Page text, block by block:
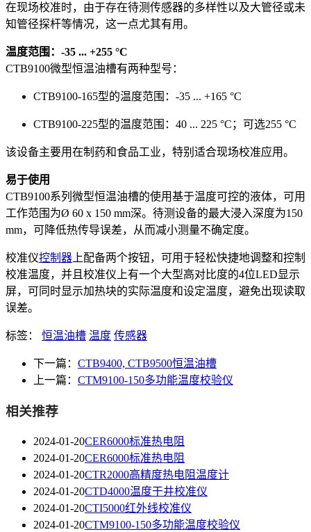
在现场校准时，由于存在待测传感器的多样性以及大管径或未
知管径探杆等情况，这一点尤其有用。
温度范围：-35 ... +255 °C
CTB9100微型恒温油槽有两种型号：
CTB9100-165型的温度范围：-35 ... +165 °C
CTB9100-225型的温度范围：40 ... 225 °C；可选255 °C
该设备主要用在制药和食品工业，特别适合现场校准应用。
易于使用
CTB9100系列微型恒温油槽的使用基于温度可控的液体，可用
工作范围为Ø 60 x 150 mm深。待测设备的最大浸入深度为150
mm，可降低热传导误差，从而减小测量不确定度。
校准仪控制器 上配备两个按钮，可用于轻松快捷地调整和控制
校准温度，并且校准仪上有一个大型高对比度的4位LED显示
屏，可同时显示加热块的实际温度和设定温度，避免出现读取
误差。
标签： 恒温油槽 温度 传感器
下一篇： CTB9400, CTB9500恒温油槽
上一篇： CTM9100-150多功能温度校验仪
相关推荐
2024-01-20CER6000标准热电阻
2024-01-20CER6000标准热电阻
2024-01-20CTR2000高精度热电阻温度计
2024-01-20CTD4000温度干井校准仪
2024-01-20CTI5000红外线校准仪
2024-01-20CTM9100-150多功能温度校验仪